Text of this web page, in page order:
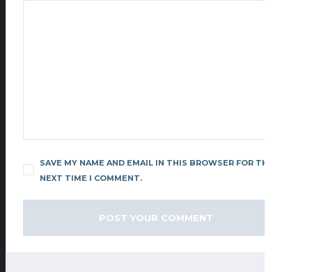
SAVE MY NAME AND EMAIL IN THIS BROWSER FOR THE
NEXT TIME I COMMENT.